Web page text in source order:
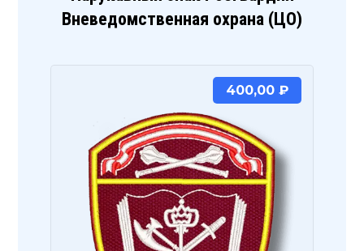
Вневедомственная охрана (ЦО)
400,00 ₽